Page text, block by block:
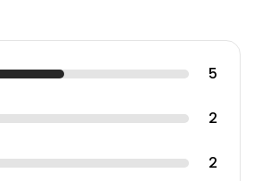
5
2
2